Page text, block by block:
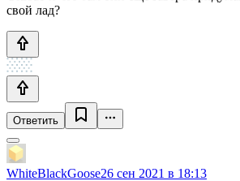
свой лад?
Ответить
WhiteBlackGoose26 сен 2021 в 18:13